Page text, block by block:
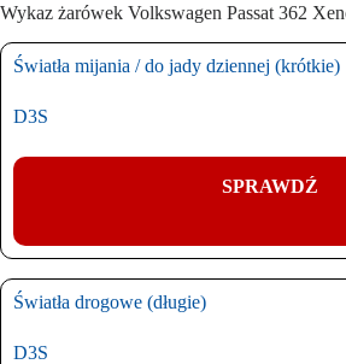
Wykaz żarówek Volkswagen Passat 362
Światła mijania / do jady dziennej (krótkie)
D3S
SPRAWDŹ
Światła drogowe (długie)
D3S